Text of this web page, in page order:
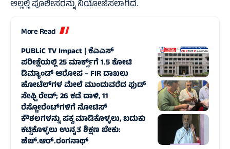
ಅಲ್ಲಲ್ಲಿ ಪೊಲೀಸರನ್ನು ನಿಯೋಜಿಸಲಾಗಿದೆ.
More Read
PUBLiC TV Impact | ಕೆಎಎಸ್
ಪರೀಕ್ಷೆಯಲ್ಲಿ 25 ಮಾರ್ಕ್ಸ್‌ಗೆ 1.5 ಕೋಟಿ
ಡಿಮ್ಯಾಂಡ್ ಆರೋಪ – FIR ದಾಖಲು
ಹೋಟೆಲ್‌ಗಳ ಮೇಲೆ ಮುಂದುವರೆದ ಫುಡ್
ಸೇಫ್ಟಿ ರೇಡ್; 26 ಕಡೆ ದಾಳಿ, 11
ರೆಸ್ಟೋರೆಂಟ್‌ಗಳಿಗೆ ನೋಟಿಸ್
ಕೌಶಲಗಳನ್ನು ಪಕ್ವ ಮಾಡಿಕೊಳ್ಳಲು, ಬದುಕು
ಕಟ್ಟಿಕೊಳ್ಳಲು ಉನ್ನತ ಶಿಕ್ಷಣ ಬೇಕು:
ಹೆಚ್.ಆರ್.ರಂಗನಾಥ್